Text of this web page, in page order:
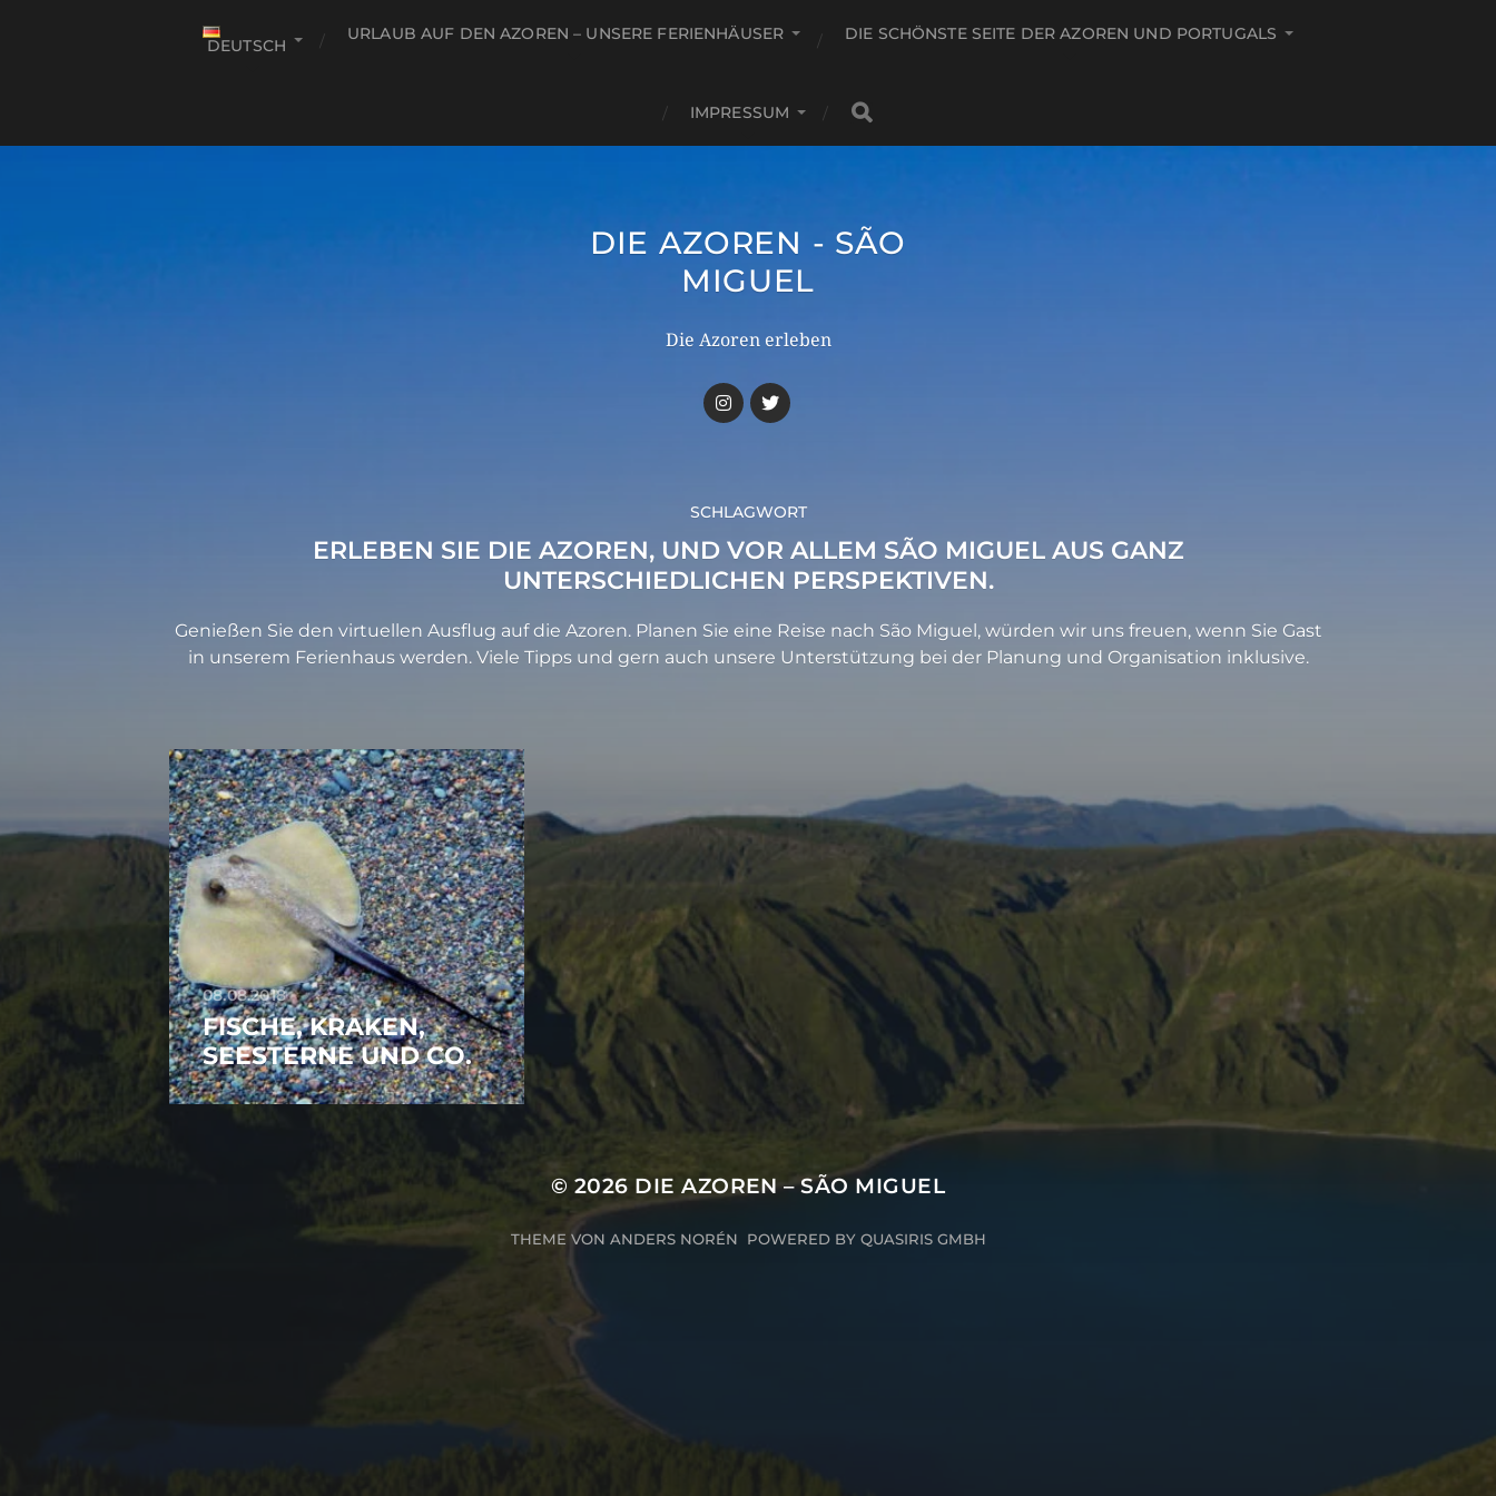
DEUTSCH
URLAUB AUF DEN AZOREN – UNSERE FERIENHÄUSER DIE SCHÖNSTE SEITE DER AZOREN UND PORTUGALS
IMPRESSUM
DIE AZOREN - SÃO
MIGUEL
Die Azoren erleben
SCHLAGWORT
ERLEBEN SIE DIE AZOREN, UND VOR ALLEM SÃO MIGUEL AUS GANZ
UNTERSCHIEDLICHEN PERSPEKTIVEN.
Genießen Sie den virtuellen Ausflug auf die Azoren. Planen Sie eine Reise nach São Miguel, würden wir uns freuen, wenn Sie Gast
in unserem Ferienhaus werden. Viele Tipps und gern auch unsere Unterstützung bei der Planung und Organisation inklusive.
08.08.2018
FISCHE, KRAKEN,
SEESTERNE UND CO.
© 2026 DIE AZOREN – SÃO MIGUEL
THEME VON ANDERS NORÉN POWERED BY QUASIRIS GMBH